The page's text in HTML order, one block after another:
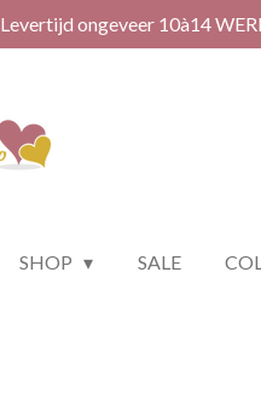
Levertijd ongeveer 10à14
SHOP SALE